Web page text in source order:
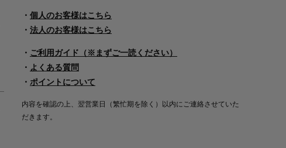
・ 個人のお客様はこちら
・ 法人のお客様はこちら
・ ご利用ガイド（※まずご一読ください）
・ よくある質問
・ ポイントについて
内容を確認の上、翌営業日（繁忙期を除く）以内にご連絡させていた
だきます。